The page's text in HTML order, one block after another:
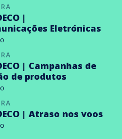
|
Eletrónicas
| Campanhas de
de produtos
| Atraso nos voos